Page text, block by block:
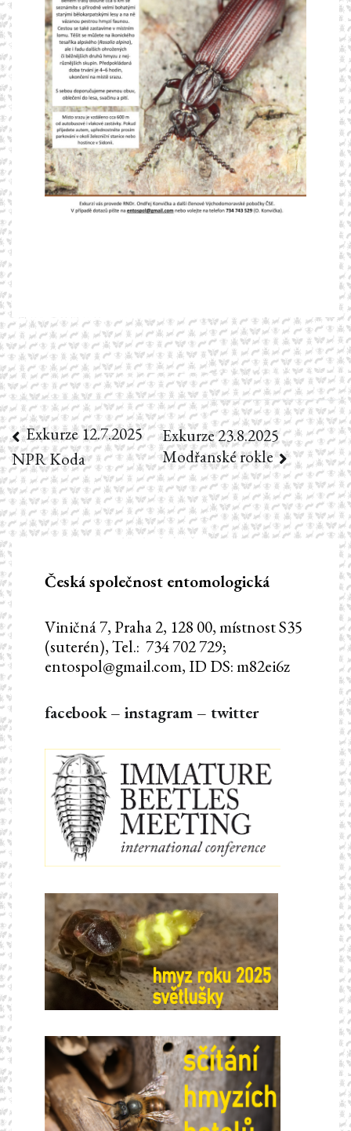
Navigace
pro
příspěvek
Exkurze 12.7.2025
NPR Koda
Exkurze 23.8.2025
Modřanské rokle
Česká společnost entomologická
Viničná 7, Praha 2, 128 00, místnost S35
(suterén), Tel.: 734 702 729;
entospol@gmail.com, ID DS: m82ei6z
facebook– instagram – twitter